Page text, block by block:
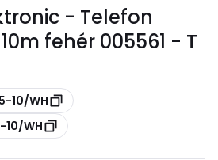
- Telefon
fehér 005561 - T
10/WH
WH